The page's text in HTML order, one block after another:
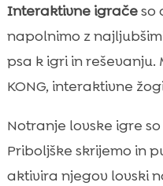
Interaktivne igračeso
napolnimo z
psa k igri in
KONG, interaktivne
Notranje lovske igre
Priboljške skrijemo in
aktivira njegov lovski